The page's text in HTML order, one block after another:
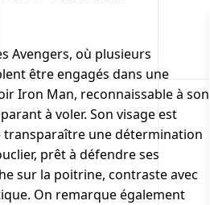
Avengers, où plusieurs
être engagés dans une
Iron Man, reconnaissable à son
à voler. Son visage est
transparaître une détermination
prêt à défendre ses
sur la poitrine, contraste avec
On remarque également